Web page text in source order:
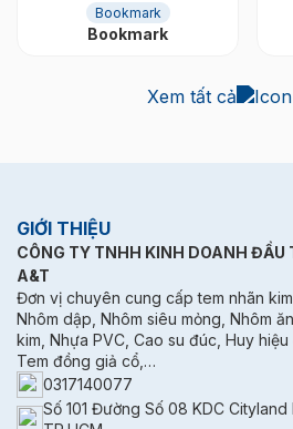
Bookmark
Bookmark
Xem tất cả
GIỚI THIỆU
CÔNG TY TNHH KINH DOANH ĐẦU
A&T
Đơn vị chuyên cung cấp tem nhãn
Nhôm dập, Nhôm siêu mỏng, Nhôm
kim, Nhựa PVC, Cao su đúc, Huy
Tem đồng giả cổ,…
0317140077
Số 101 Đường Số 08 KDC Cityland